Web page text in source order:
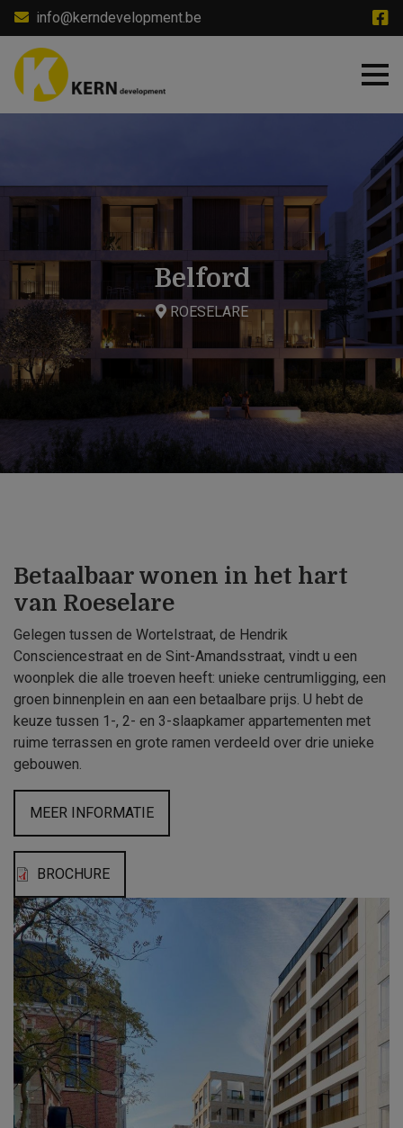
to
info@kerndevelopment.be
Belford
ROESELARE
Betaalbaar wonen in het hart
van Roeselare
Gelegen tussen de Wortelstraat, de Hendrik
Consciencestraat en de Sint-Amandsstraat, vindt u een
woonplek die alle troeven heeft: unieke centrumligging, een
groen binnenplein en aan een betaalbare prijs. U hebt de
keuze tussen 1-, 2- en 3-slaapkamer appartementen met
ruime terrassen en grote ramen verdeeld over drie unieke
gebouwen.
MEER INFORMATIE
BROCHURE